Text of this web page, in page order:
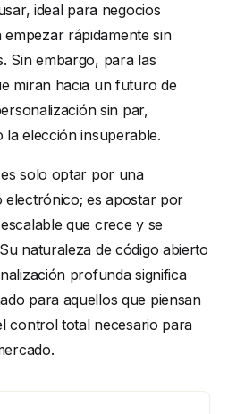
ideal para negocios
rápidamente sin
Sin embargo, para las
miran hacia un futuro de
sin par,
elección insuperable.
solo optar por una
electrónico; es apostar por
que crece y se
naturaleza de código abierto
profunda significa
para aquellos que piensan
control total necesario para